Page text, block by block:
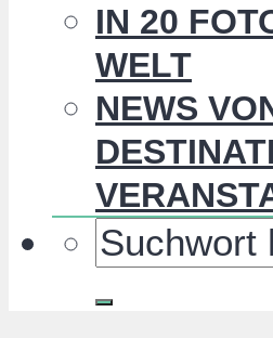
IN 20
WELT
NEWS